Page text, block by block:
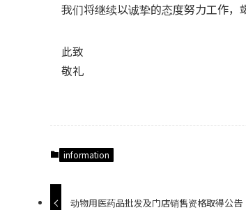
我们将继续以诚挚的态度努力工作，
此致
敬礼
information
动物用医药品批发及门店销售资格取得公告